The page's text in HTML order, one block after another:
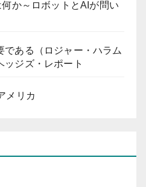
か～ロボットとAIが問い
である（ロジャー・ハラム
ッジズ・レポート
メリカ